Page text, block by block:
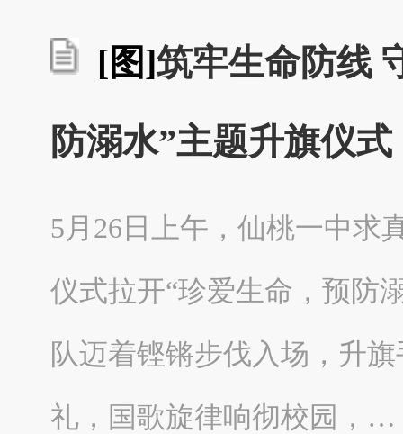
[图]筑牢生命防线
防溺水”主题升旗仪式
5月26日上午，仙桃一中求
仪式拉开“珍爱生命，预防
队迈着铿锵步伐入场，升
礼，国歌旋律响彻校园，…